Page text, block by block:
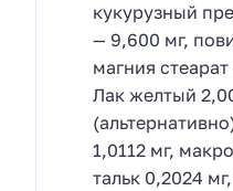
кукурузный
— 9,600 мг,
магния
Лак желтый
1,0112 мг,
тальк 0,2024